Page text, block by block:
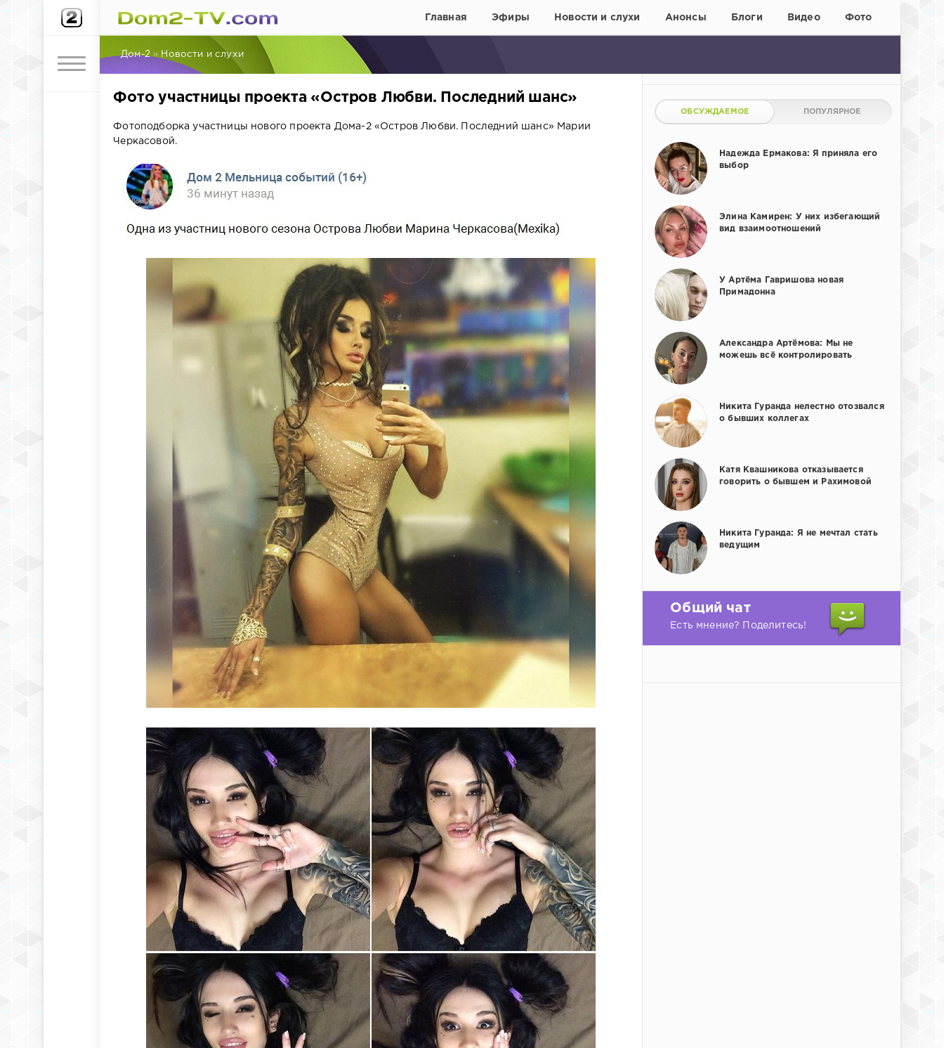
Главная Эфиры Новости и слухи Анонсы Блоги Видео Фото
Дом-2 » Новости и слухи
Фото участницы проекта «Остров Любви. Последний шанс»
Фотоподборка участницы нового проекта Дома-2 «Остров Любви. Последний шанс» Марии
Черкасовой.
ОБСУЖДАЕМОЕ ПОПУЛЯРНОЕ
Надежда Ермакова: Я приняла его
выбор
Элина Камирен: У них избегающий
вид взаимоотношений
У Артёма Гавришова новая
Примадонна
Александра Артёмова: Мы не
можешь всё контролировать
Никита Гуранда нелестно отозвался
о бывших коллегах
Катя Квашникова отказывается
говорить о бывшем и Рахимовой
Никита Гуранда: Я не мечтал стать
ведущим
Общий чат
Есть мнение? Поделитесь!